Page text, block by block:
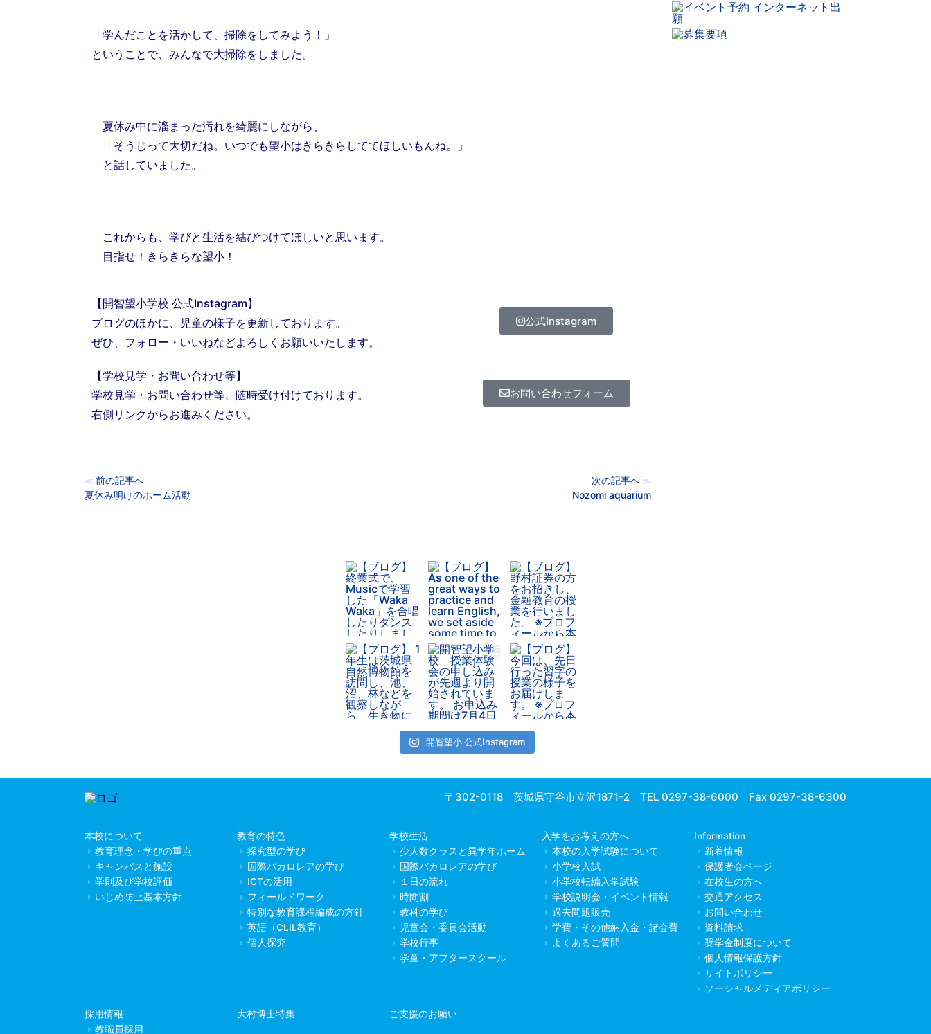
「学んだことを活かして、掃除をしてみよう！」
ということで、みんなで大掃除をしました。
夏休み中に溜まった汚れを綺麗にしながら、
「そうじって大切だね。いつでも望小はきらきらしててほしいもんね。」
と話していました。
これからも、学びと生活を結びつけてほしいと思います。
目指せ！きらきらな望小！
【開智望小学校 公式Instagram】
ブログのほかに、児童の様子を更新しております。
ぜひ、フォロー・いいねなどよろしくお願いいたします。
公式Instagram
【学校見学・お問い合わせ等】
学校見学・お問い合わせ等、随時受け付けております。
右側リンクからお進みください。
お問い合わせフォーム
≪ 前の記事へ
夏休み明けのホーム活動
次の記事へ≫
Nozomi aquarium
開智望小 公式Instagram
〒302-0118 茨城県守谷市立沢1871-2 TEL 0297-38-6000 Fax 0297-38-6300
本校について
教育理念・学びの重点
キャンパスと施設
学則及び学校評価
いじめ防止基本方針
教育の特色
探究型の学び
国際バカロレアの学び
ICTの活用
フィールドワーク
特別な教育課程編成の方針
英語（CLIL教育）
個人探究
学校生活
少人数クラスと異学年ホーム
国際バカロレアの学び
１日の流れ
時間割
教科の学び
児童会・委員会活動
学校行事
学童・アフタースクール
入学をお考えの方へ
本校の入学試験について
小学校入試
小学校転編入学試験
学校説明会・イベント情報
過去問題販売
学費・その他納入金・諸会費
よくあるご質問
Information
新着情報
保護者会ページ
在校生の方へ
交通アクセス
お問い合わせ
資料請求
奨学金制度について
個人情報保護方針
サイトポリシー
ソーシャルメディアポリシー
採用情報
教職員採用
大村博士特集 ご支援のお願い